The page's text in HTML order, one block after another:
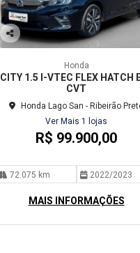
Co
arti
lhe
Honda
CITY 1.5 I-VTEC FLEX HATCH
CVT
Honda Lago San - Ribeirão
Ver Mais 1 lojas
R$ 99.900,00
72.075 km 2022/2023
MAIS INFORMAÇÕES